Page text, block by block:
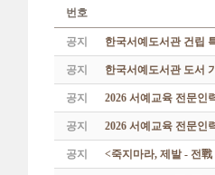
번호
공지 한국서예도서관 건립
공지 한국서예도서관 도서
공지 2026 서예교육 전문인
공지 2026 서예교육 전문인
공지 <죽지마라, 제발 - 전